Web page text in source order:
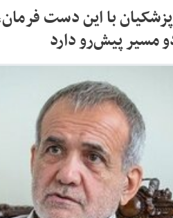
مسیر پیش‌رو دارد